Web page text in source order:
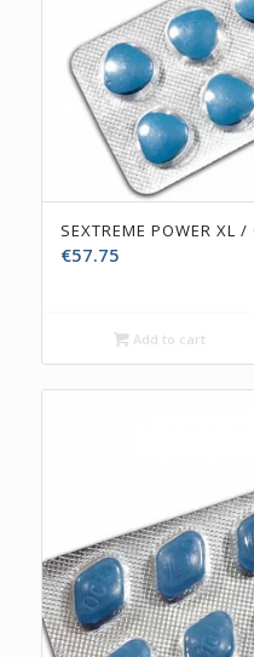
SEXTREME POWER XL /
€57.75
Add to cart